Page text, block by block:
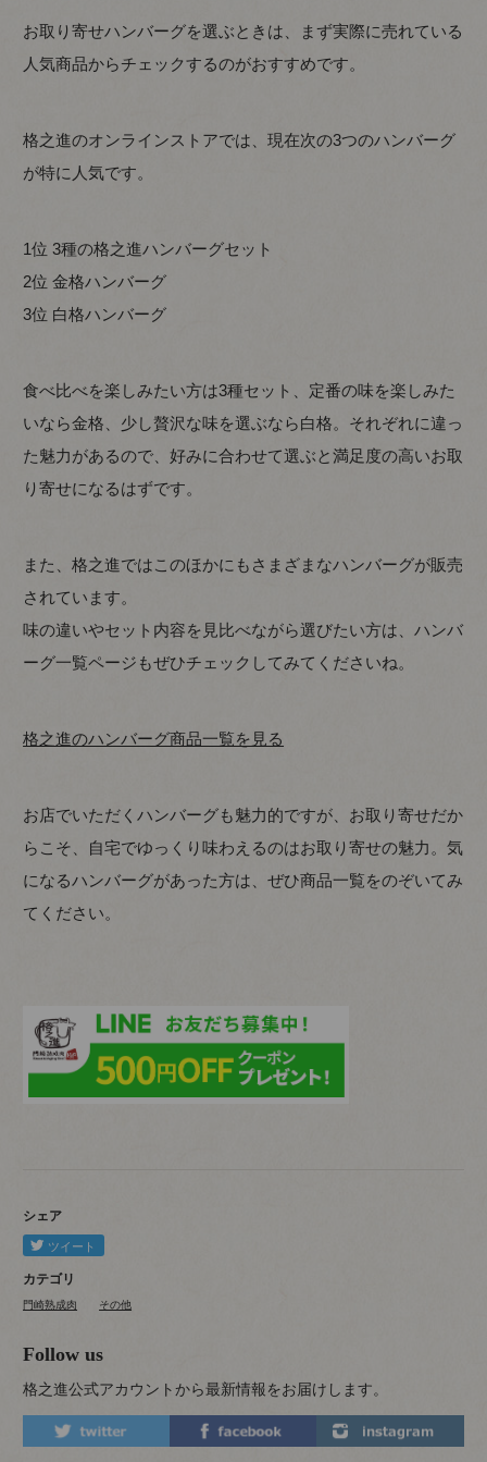
お取り寄せハンバーグを選ぶときは、まず実際に売れている
人気商品からチェックするのがおすすめです。
格之進のオンラインストアでは、現在次の3つのハンバーグ
が特に人気です。
1位 3種の格之進ハンバーグセット
2位 金格ハンバーグ
3位 白格ハンバーグ
食べ比べを楽しみたい方は3種セット、定番の味を楽しみた
いなら金格、少し贅沢な味を選ぶなら白格。それぞれに違っ
た魅力があるので、好みに合わせて選ぶと満足度の高いお取
り寄せになるはずです。
また、格之進ではこのほかにもさまざまなハンバーグが販売
されています。
味の違いやセット内容を見比べながら選びたい方は、ハンバ
ーグ一覧ページもぜひチェックしてみてくださいね。
格之進のハンバーグ商品一覧を見る
お店でいただくハンバーグも魅力的ですが、お取り寄せだか
らこそ、自宅でゆっくり味わえるのはお取り寄せの魅力。気
になるハンバーグがあった方は、ぜひ商品一覧をのぞいてみ
てください。
シェア
カテゴリ
門崎熟成肉 その他
Follow us
格之進公式アカウントから最新情報をお届けします。